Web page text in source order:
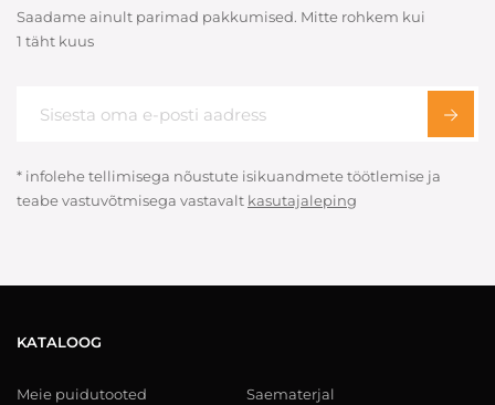
Saadame ainult parimad pakkumised. Mitte rohkem kui
1 täht kuus
* infolehe tellimisega nõustute isikuandmete töötlemise ja
teabe vastuvõtmisega vastavalt kasutajaleping
KATALOOG
Meie puidutooted Saematerjal